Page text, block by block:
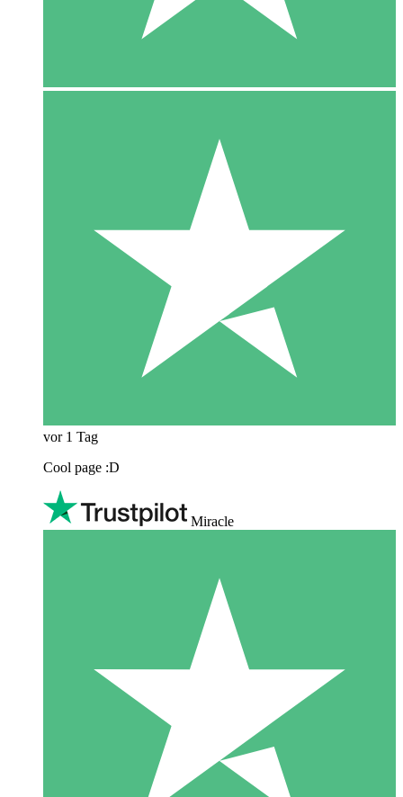
vor 1 Tag
Cool page :D
Miracle